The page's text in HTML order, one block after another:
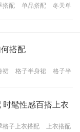
搭配 单品搭配
冬天单
搭配
裙 格子半身裙
格子半
髦性感百搭上衣
格子上衣搭配
上衣搭配